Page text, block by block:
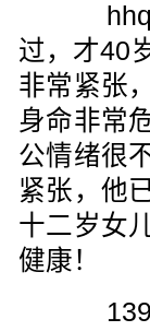
过，才40
非常紧张
身命非常
公情绪很
紧张，他
十二岁女
健康！